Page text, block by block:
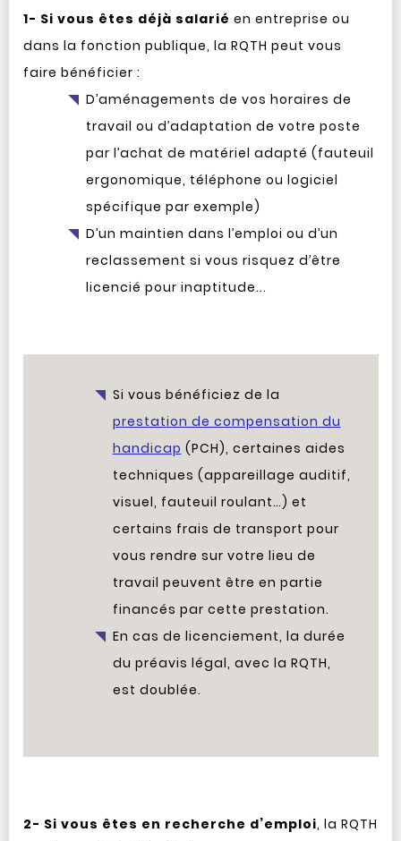
1- Si vous êtes déjà salarié en entreprise ou
dans la fonction publique, la RQTH peut vous
faire bénéficier :
D’aménagements de vos horaires de
travail ou d’adaptation de votre poste
par l’achat de matériel adapté (fauteuil
ergonomique, téléphone ou logiciel
spécifique par exemple)
D’un maintien dans l’emploi ou d’un
reclassement si vous risquez d’être
licencié pour inaptitude...
Si vous bénéficiez de la
prestation de compensation du
handicap (PCH), certaines aides
techniques (appareillage auditif,
visuel, fauteuil roulant…) et
certains frais de transport pour
vous rendre sur votre lieu de
travail peuvent être en partie
financés par cette prestation.
En cas de licenciement, la durée
du préavis légal, avec la RQTH,
est doublée.
2- Si vous êtes en recherche d’emploi, la RQTH